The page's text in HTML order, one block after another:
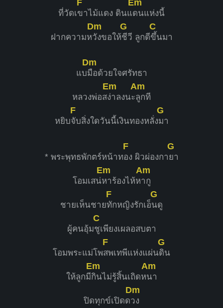
ที่วัดเ
F
ขาไม้แดง ดินแ
Em
ดนแห่งนี้
ฝากความห
Dm
วังขอให้
G
ชีวี ลูกดี
C
ขึ้นมา
แบ
Dm
มือด้วยใจศรัทธา
หลวงพ่อส
Em
ง่าลงนะ
Am
ลูกที
หยิบ
F
จับสิ่งใดวันนี้เงินทองหลั่ง
G
มา
* พระพุทธพักตร์หน้าท
F
อง ผิวผ่องกา
G
ยา
โอมเสน่
Em
หาร้องไห้ห
Am
ากู
ชายเห็นชาย
F
ทักหญิงรักเอ็
G
นดู
ผู้คนอุ้ม
C
ชูเพียงเผลอสบตา
โอมพระแม่โพ
F
สพเทพีแห่งแผ่น
G
ดิน
ให้ลูกมี
Em
กินไม่รู้สิ้นเถิดห
Am
นา
ปิดทุกข์เปิดด
Dm
วง